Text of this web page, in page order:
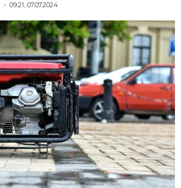
- 09:21, 07.07.2024